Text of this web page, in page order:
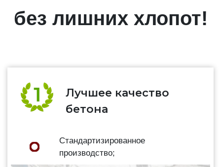
без лишних хлопот!
Лучшее качество
бетона
Стандартизированное
производство;